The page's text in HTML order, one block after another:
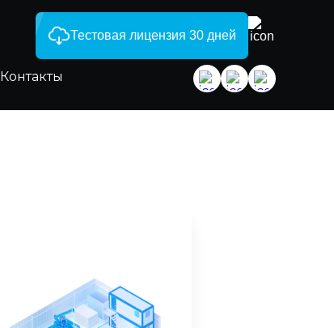
Тестовая лицензия 30 дней
Контакты